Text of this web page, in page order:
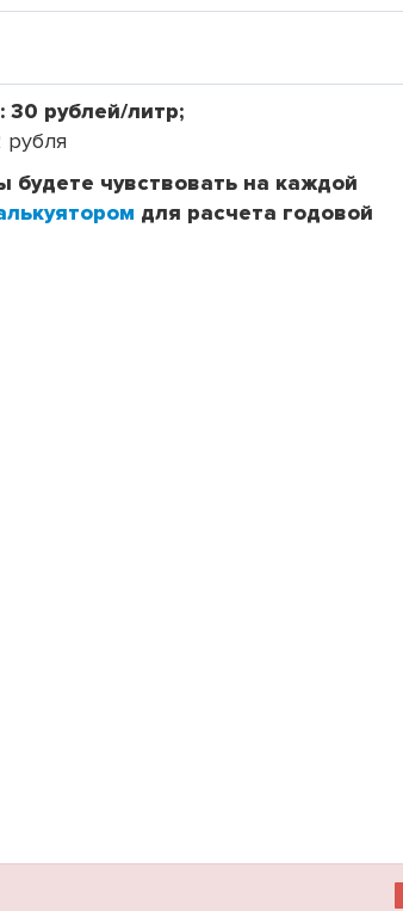
30 рублей/литр;
рубля
чувствовать на каждой
для расчета годовой